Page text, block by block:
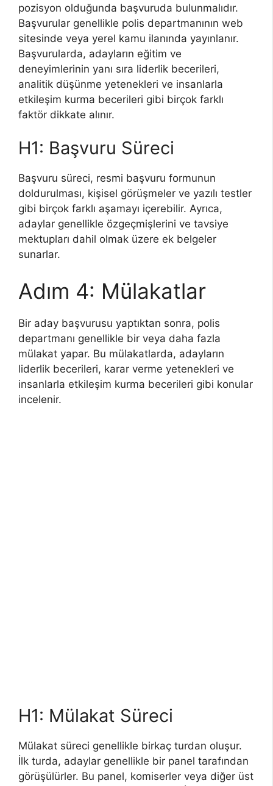
pozisyon olduğunda başvuruda bulunmalıdır.
Başvurular genellikle polis departmanının web
sitesinde veya yerel kamu ilanında yayınlanır.
Başvurularda, adayların eğitim ve
deneyimlerinin yanı sıra liderlik becerileri,
analitik düşünme yetenekleri ve insanlarla
etkileşim kurma becerileri gibi birçok farklı
faktör dikkate alınır.
H1: Başvuru Süreci
Başvuru süreci, resmi başvuru formunun
doldurulması, kişisel görüşmeler ve yazılı testler
gibi birçok farklı aşamayı içerebilir. Ayrıca,
adaylar genellikle özgeçmişlerini ve tavsiye
mektupları dahil olmak üzere ek belgeler
sunarlar.
Adım 4: Mülakatlar
Bir aday başvurusu yaptıktan sonra, polis
departmanı genellikle bir veya daha fazla
mülakat yapar. Bu mülakatlarda, adayların
liderlik becerileri, karar verme yetenekleri ve
insanlarla etkileşim kurma becerileri gibi konular
incelenir.
H1: Mülakat Süreci
Mülakat süreci genellikle birkaç turdan oluşur.
İlk turda, adaylar genellikle bir panel tarafından
görüşülürler. Bu panel, komiserler veya diğer üst